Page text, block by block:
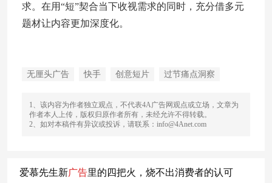
求。在用“短”契合当下收视需求的同时，充分借多元
题材让内容更加深度化。
无厘头广告 快手 创意短片 过节痛点洞察
1、该内容为作者独立观点，不代表4A广告网观点或立场，文章为
作者本人上传，版权归原作者所有，未经允许不得转载。
2、如对本稿件有异议或投诉，请联系：info@4Anet.com
爱慕先生新广告里的四把火，烧不出消费者的认可